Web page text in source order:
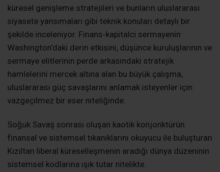
küresel genişleme stratejileri ve bunların uluslararası
siyasete yansımaları gibi teknik konuları detaylı bir
şekilde inceleniyor. Finans-kapitalci sermayenin
Washington’daki derin etkisini, düşünce kuruluşlarının ve
sermaye elitlerinin perde arkasındaki stratejik
hamlelerini mercek altına alan bu büyük çalışma,
uluslararası güç savaşlarını anlamak isteyenler için
vazgeçilmez bir eser niteliğinde.
Soğuk Savaş sonrası oluşan kaotik konjonktürün
finansal ve sistemsel tıkanıklarını okuyucu ile buluşturan
Kızıltan liberal küreselleşmenin aradığı dünya düzeninin
sistemsel kodlarına ışık tutar nitelikte.